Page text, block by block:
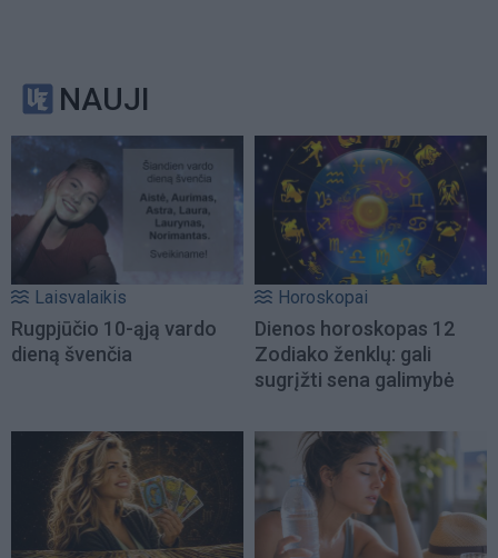
NAUJI
Laisvalaikis
Rugpjūčio 10-ąją vardo
dieną švenčia
Horoskopai
Dienos horoskopas 12
Zodiako ženklų: gali
sugrįžti sena galimybė